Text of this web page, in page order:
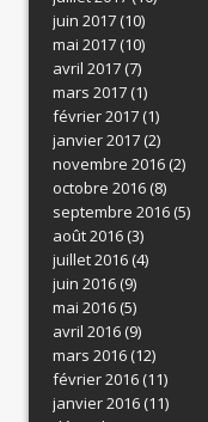
juin 2017(10)
mai 2017(10)
avril 2017(7)
mars 2017(1)
février 2017(1)
janvier 2017(2)
novembre 2016(2)
octobre 2016(8)
septembre 2016(5)
août 2016(3)
juillet 2016(4)
juin 2016(9)
mai 2016(5)
avril 2016(9)
mars 2016(12)
février 2016(11)
janvier 2016(11)